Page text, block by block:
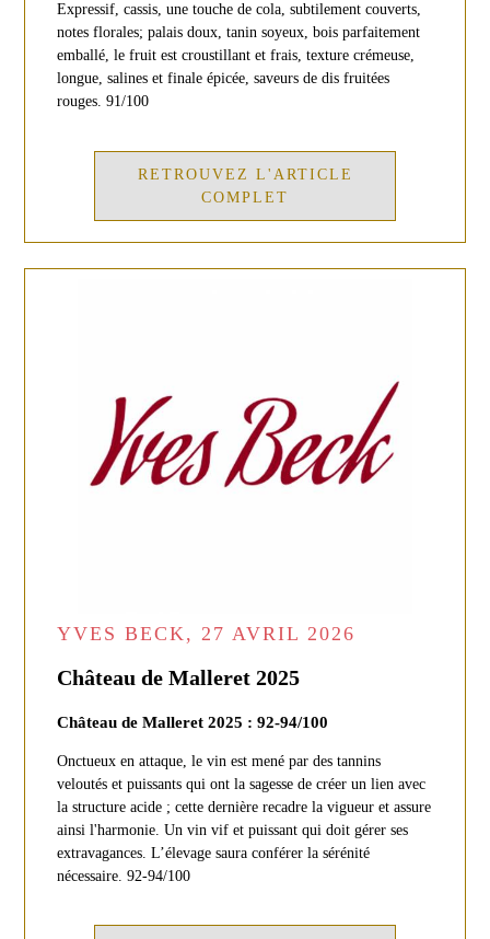
Expressif, cassis, une touche de cola, subtilement couverts,
notes florales; palais doux, tanin soyeux, bois parfaitement
emballé, le fruit est croustillant et frais, texture crémeuse,
longue, salines et finale épicée, saveurs de dis fruitées
rouges. 91/100
RETROUVEZ L'ARTICLE
COMPLET
YVES BECK, 27 AVRIL 2026
Château de Malleret 2025
Château de Malleret 2025 : 92-94/100
Onctueux en attaque, le vin est mené par des tannins
veloutés et puissants qui ont la sagesse de créer un lien avec
la structure acide ; cette dernière recadre la vigueur et assure
ainsi l'harmonie. Un vin vif et puissant qui doit gérer ses
extravagances. L’élevage saura conférer la sérénité
nécessaire. 92-94/100